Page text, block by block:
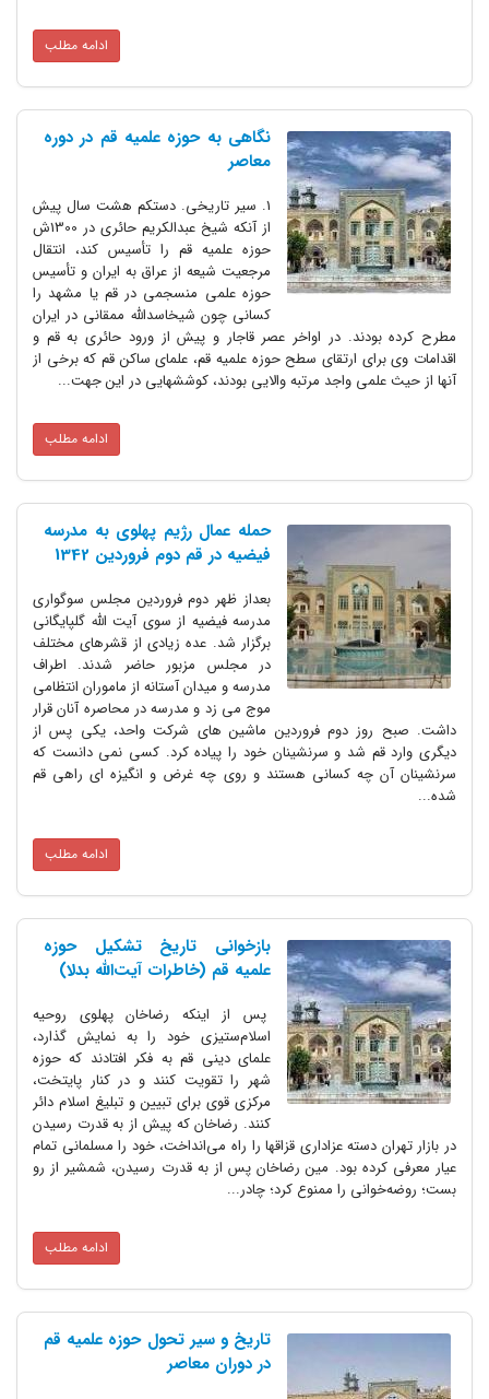
ادامه مطلب
نگاهی به حوزه علمیه قم در دوره
معاصر
1. سیر تاریخى. دستکم هشت سال پیش
از آنکه شیخ عبدالکریم حائرى در 1300ش
حوزه علمیه قم را تأسیس کند، انتقال
مرجعیت شیعه از عراق به ایران و تأسیس
حوزه علمى منسجمى در قم یا مشهد را
کسانى چون شیخاسداللّه ممقانى در ایران
مطرح کرده بودند. در اواخر عصر قاجار و پیش از ورود حائرى به قم و
اقدامات وى براى ارتقاى سطح حوزه علمیه قم، علماى ساکن قم که برخى از
آنها از حیث علمى واجد مرتبه والایى بودند، کوششهایى در این جهت...
ادامه مطلب
حمله عمال رژیم پهلوی به مدرسه
فیضیه در قم دوم فروردین 1342
بعداز ظهر دوم فروردین مجلس سوگواری
مدرسه فیضیه از سوی آیت الله گلپایگانی
برگزار شد. عده زیادی از قشرهای مختلف
در مجلس مزبور حاضر شدند. اطراف
مدرسه و میدان آستانه از ماموران انتظامی
موج می زد و مدرسه در محاصره آنان قرار
داشت. صبح روز دوم فروردین ماشین های شرکت واحد، یکی پس از
دیگری وارد قم شد و سرنشینان خود را پیاده کرد. کسی نمی دانست که
سرنشینان آن چه کسانی هستند و روی چه غرض و انگیزه ای راهی قم
شده...
ادامه مطلب
بازخوانی تاریخ تشکیل حوزه
علمیه قم (خاطرات آیت‌الله بدلا)
پس از اینکه رضاخان پهلوی روحیه
اسلام‌ستیزی خود را به نمایش گذارد،
‌علمای دینی قم به فکر افتادند که حوزه
شهر را تقویت کنند و در کنار پایتخت،
مرکزی قوی برای تبیین و تبلیغ اسلام دائر
کنند. رضاخان که پیش از به قدرت رسیدن
در بازار تهران دسته عزاداری قزاقها را راه می‌انداخت، خود را مسلمانی تمام
عیار معرفی کرده بود. مین رضاخان پس از به قدرت رسیدن، شمشیر از رو
بست؛ روضه‌خوانی را ممنوع کرد؛ چادر...
ادامه مطلب
تاریخ و سیر تحول حوزه علمیه قم
در دوران معاصر